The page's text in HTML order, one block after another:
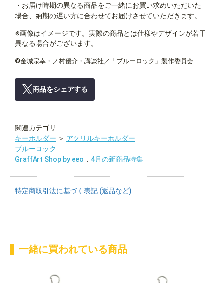
・お届け時期の異なる商品をご一緒にお買い求めいただいた
場合、納期の遅い方に合わせてお届けさせていただきます。
※画像はイメージです。実際の商品とは仕様やデザインが若干
異なる場合がございます。
©金城宗幸・ノ村優介・講談社／「ブルーロック」製作委員会
商品をシェアする
関連カテゴリ
キーホルダー ＞ アクリルキーホルダー
ブルーロック
GraffArt Shop by eeo ， 4月の新商品特集
特定商取引法に基づく表記 (返品など)
一緒に買われている商品